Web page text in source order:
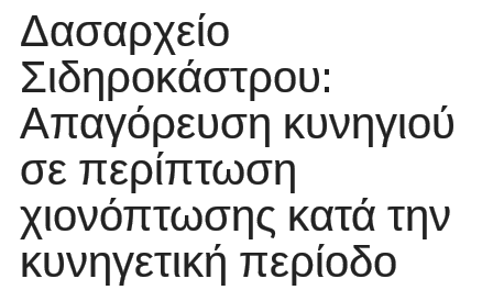
Δασαρχείο
Σιδηροκάστρου:
Απαγόρευση κυνηγιού
σε περίπτωση
χιονόπτωσης κατά την
κυνηγετική περίοδο